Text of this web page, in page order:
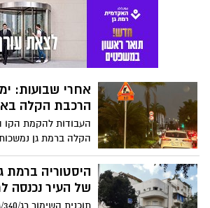
היסטוריה ברמת
של העיר נכנסה
וקיבלה תוקף חוקי
בולען נפער
ברמת גן
בפעם השנייה בתוך
נוסף צמוד לאתר
תושבי שכונת
מטרידן מסתובב
תושבי רמת השקמה